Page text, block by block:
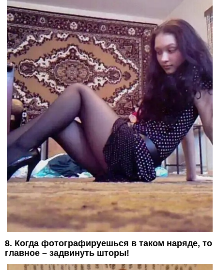
8. Когда фотографируешься в таком наряде, то
главное – задвинуть шторы!